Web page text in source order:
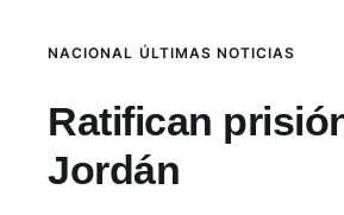
NACIONAL ÚLTIMAS NOTICIAS
Ratifican
Jordán